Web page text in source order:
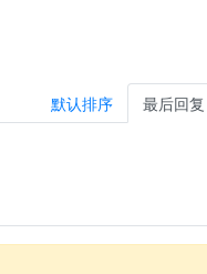
默认排序 最后回复